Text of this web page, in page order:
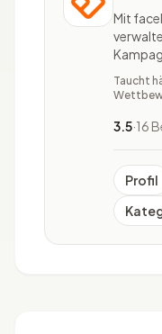
Mit
Tool
Taucht
3.5·16
Profil